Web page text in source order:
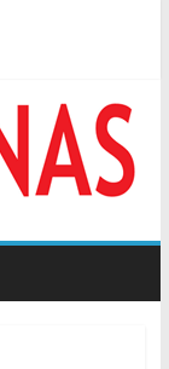
representante
judicial” el
un tren y un